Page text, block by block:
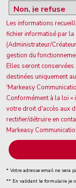
Les informations
fichier informatisé par
(Administrateur/
gestion du
Elles seront
destinées uniquement
'Markeasy
Conformément à la loi
votre droit d'accès aux
rectifier/détruire en
Markeasy
* Votre adresse email ne sera
** En validant le formulaire je